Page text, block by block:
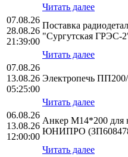
Читать далее
07.08.26
28.08.26
21:39:00
Поставка
"Сургутская
Читать далее
07.08.26
13.08.26
05:25:00
Электропечь
Читать далее
06.08.26
13.08.26
12:00:00
Анкер М14*200
ЮНИПРО
Читать далее